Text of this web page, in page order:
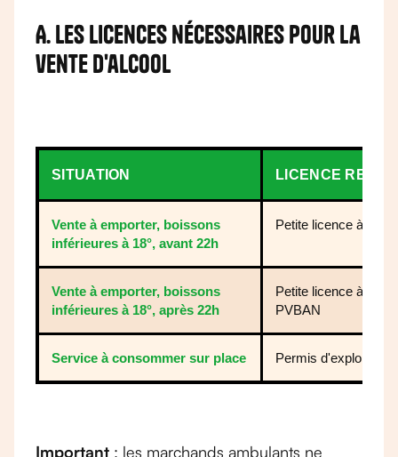
A. Les licences nécessaires pour la
vente d'alcool
SITUATION LICENCE
Vente à emporter, boissons
inférieures à 18°, avant 22h
Petite licence à
Vente à emporter, boissons
inférieures à 18°, après 22h
Petite licence à
PVBAN
Service à consommer sur place Permis d'exploitation
Important : les marchands ambulants ne